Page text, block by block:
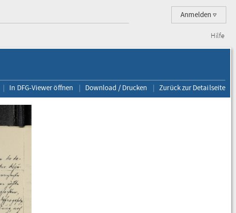
Anmelden
Hilfe
In DFG-Viewer öffnen Download / Drucken Zurück zur Detailseite